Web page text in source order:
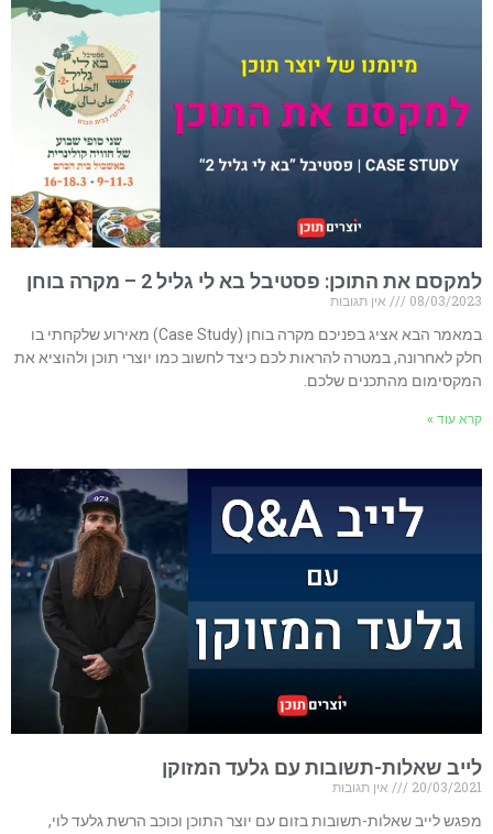
למקסם את התוכן: פסטיבל בא לי גליל 2 – מקרה בוחן
08/03/2023
אין תגובות
במאמר הבא אציג בפניכם מקרה בוחן (Case Study) מאירוע שלקחתי בו
חלק לאחרונה, במטרה להראות לכם כיצד לחשוב כמו יוצרי תוכן ולהוציא את
המקסימום מהתכנים שלכם.
קרא עוד »
לייב שאלות-תשובות עם גלעד המזוקן
20/03/2021
אין תגובות
מפגש לייב שאלות-תשובות בזום עם יוצר התוכן וכוכב הרשת גלעד לוי,